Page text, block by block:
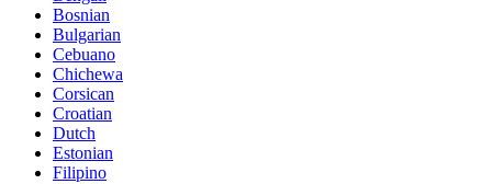
Bosnian
Bulgarian
Cebuano
Chichewa
Corsican
Croatian
Dutch
Estonian
Filipino